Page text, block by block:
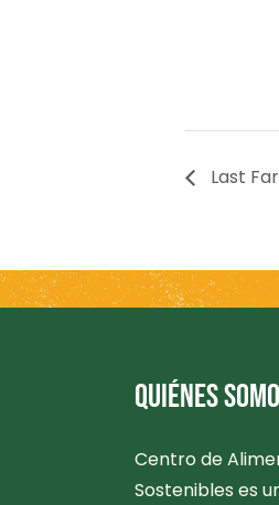
Last
QUIÉNES
Centro de
Sostenibles es